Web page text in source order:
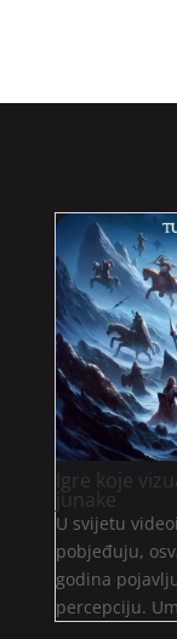
Igre koje
junake
U svijetu
pobjeđuju,
godina
percepciju.